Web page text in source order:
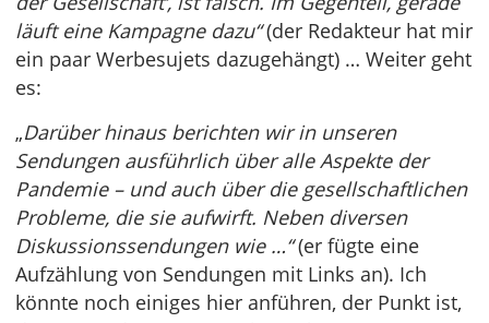
läuft eine Kampagne dazu“(der Redakteur hat mir
ein paar Werbesujets dazugehängt) … Weiter geht
es:
„Darüber hinaus berichten wir in unseren
Sendungen ausführlich über alle Aspekte der
Pandemie – und auch über die gesellschaftlichen
Probleme, die sie aufwirft. Neben diversen
Diskussionssendungen wie …“(er fügte eine
Aufzählung von Sendungen mit Links an). Ich
könnte noch einiges hier anführen, der Punkt ist,